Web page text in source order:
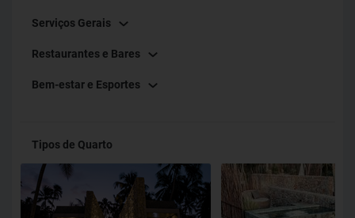
Serviços Gerais
Restaurantes e Bares
Bem-estar e Esportes
Tipos de Quarto